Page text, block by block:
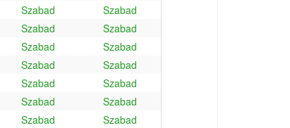
Szabad
Szabad
Szabad
Szabad
Szabad
Szabad
Szabad
Szabad
Szabad
Szabad
Szabad
Szabad
Szabad
Szabad